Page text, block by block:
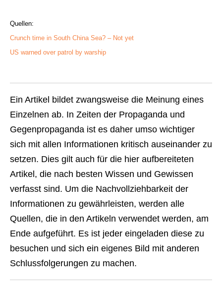
Quellen:
Crunch time in South China Sea? – Not yet
US warned over patrol by warship
Ein Artikel bildet zwangsweise die Meinung eines
Einzelnen ab. In Zeiten der Propaganda und
Gegenpropaganda ist es daher umso wichtiger
sich mit allen Informationen kritisch auseinander zu
setzen. Dies gilt auch für die hier aufbereiteten
Artikel, die nach besten Wissen und Gewissen
verfasst sind. Um die Nachvollziehbarkeit der
Informationen zu gewährleisten, werden alle
Quellen, die in den Artikeln verwendet werden, am
Ende aufgeführt. Es ist jeder eingeladen diese zu
besuchen und sich ein eigenes Bild mit anderen
Schlussfolgerungen zu machen.